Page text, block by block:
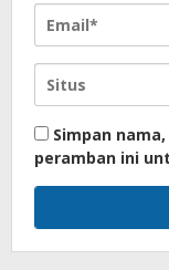
Simpan
peramban ini